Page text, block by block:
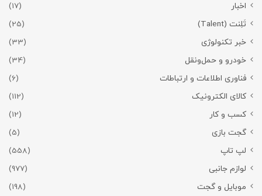
اخبار
(17)
تَلِنت (Talent)
(25)
خبر تکنولوژی
(33)
خودرو و حمل‌و‌نقل
(34)
فناوری اطلاعات و ارتباطات
(6)
کالای الکترونیک
(112)
کسب و کار
(12)
گجت بازی
(5)
لپ تاپ
(558)
لوازم جانبی
(977)
موبایل و گجت
(198)